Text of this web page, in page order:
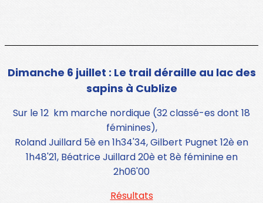
Dimanche 6 juillet : Le trail déraille au lac des
sapins à Cublize
Sur le 12 km marche nordique (32 classé-es dont 18
féminines),
Roland Juillard 5è en 1h34'34, Gilbert Pugnet 12è en
1h48'21, Béatrice Juillard 20è et 8è féminine en
2h06'00
Résultats